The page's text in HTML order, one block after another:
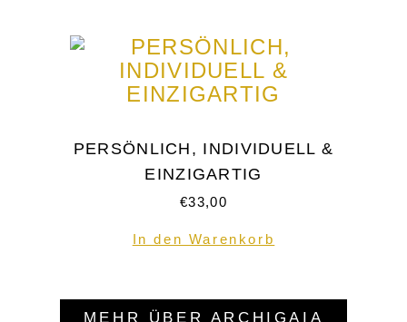
PERSÖNLICH, INDIVIDUELL &
EINZIGARTIG
€33,00
In den Warenkorb
MEHR ÜBER ARCHIGAIA